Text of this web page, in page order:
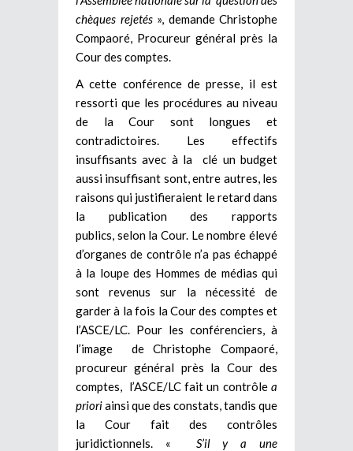
chèques rejetés », demande Christophe
Compaoré, Procureur général près la
Cour des comptes.
A cette conférence de presse, il est
ressorti que les procédures au niveau
de la Cour sont longues et
contradictoires. Les effectifs
insuffisants avec à la clé un budget
aussi insuffisant sont, entre autres, les
raisons qui justifieraient le retard dans
la publication des rapports
publics, selon la Cour. Le nombre élevé
d’organes de contrôle n’a pas échappé
à la loupe des Hommes de médias qui
sont revenus sur la nécessité de
garder à la fois la Cour des comptes et
l’ASCE/LC. Pour les conférenciers, à
l’image de Christophe Compaoré,
procureur général près la Cour des
comptes, l’ASCE/LC fait un contrôle a
prioriainsi que des constats, tandis que
la Cour fait des contrôles
juridictionnels. « S’il y a une